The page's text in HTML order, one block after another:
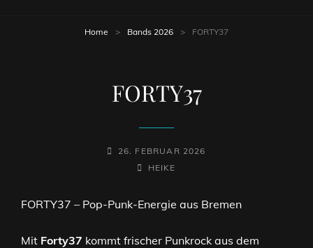
Home > Bands 2026 > FORTY37
FORTY37
POSTED-
26. FEBRUAR 2026
BY
BYLINE
HEIKE
FORTY37 – Pop-Punk-Energie aus Bremen
Mit Forty37 kommt frischer Punkrock aus dem